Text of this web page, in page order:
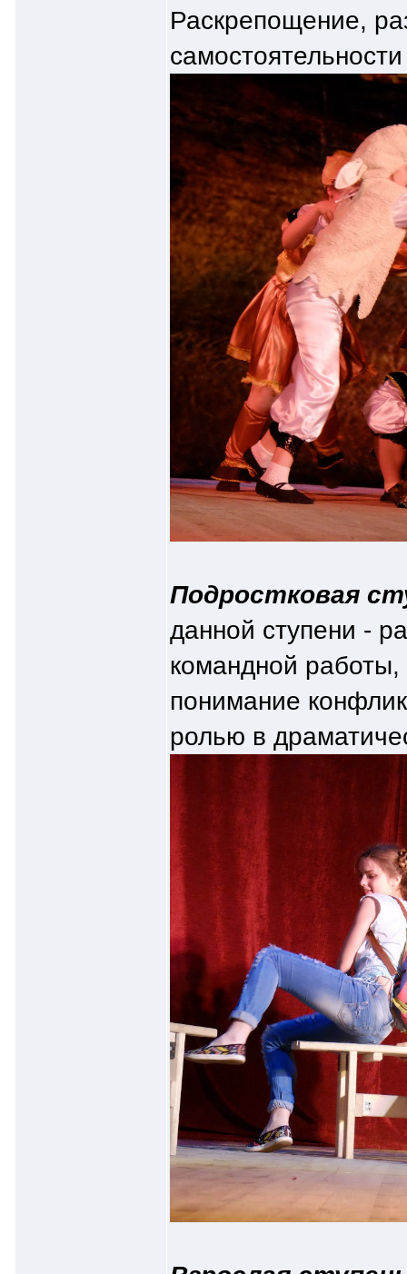
Раскрепощение,
Подростковая
данной ступени -
командной
понимание
ролью в